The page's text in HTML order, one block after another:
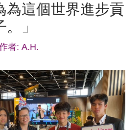
為這個世界進步貢
」
者: A.H.